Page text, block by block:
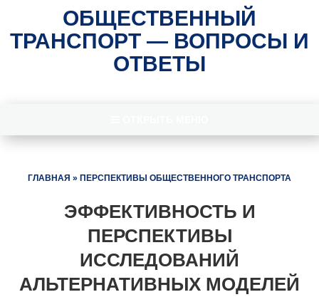
ОБЩЕСТВЕННЫЙ
ТРАНСПОРТ — ВОПРОСЫ И
ОТВЕТЫ
ГЛАВНАЯ » ПЕРСПЕКТИВЫ ОБЩЕСТВЕННОГО ТРАНСПОРТА
ЭФФЕКТИВНОСТЬ И
ПЕРСПЕКТИВЫ
ИССЛЕДОВАНИЙ
АЛЬТЕРНАТИВНЫХ МОДЕЛЕЙ